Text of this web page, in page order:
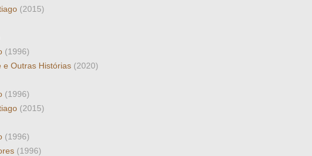
(2015)
(1996)
e Outras Histórias (2020)
(1996)
(2015)
(1996)
(1996)